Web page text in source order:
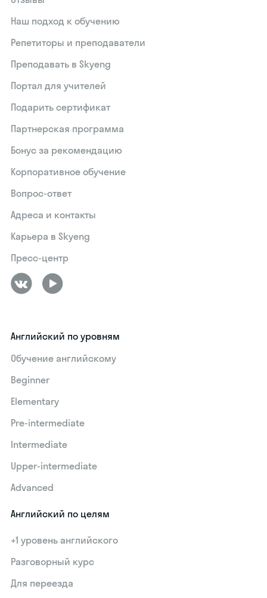
Наш подход к обучению
Репетиторы и преподаватели
Преподавать в Skyeng
Портал для учителей
Подарить сертификат
Партнерская программа
Бонус за рекомендацию
Корпоративное обучение
Вопрос-ответ
Адреса и контакты
Карьера в Skyeng
Пресс-центр
Английский по уровням
Обучение английскому
Beginner
Elementary
Pre-intermediate
Intermediate
Upper-intermediate
Advanced
Английский по целям
+1 уровень английского
Разговорный курс
Для переезда